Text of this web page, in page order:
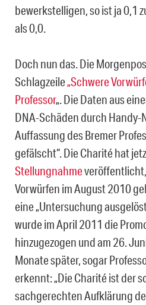
bewerkstelligen, so ist ja 0,1
als 0,0.
Doch nun das. Die
Schlagzeile„Schwere
Professor„. Die Daten aus
DNA-Schäden durch Handy-
Auffassung des Bremer
gefälscht“. Die Charité hat
Stellungnahme
Vorwürfen im August 2010
eine „Untersuchung
wurde im April 2011 die
hinzugezogen und am 26.
Monate später, sogar
erkennt: „Die Charité ist der
sachgerechten Aufklärung